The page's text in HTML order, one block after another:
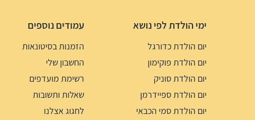
ימי הולדת לפי נושא
יום הולדת כדורגל
יום הולדת פוקימון
יום הולדת סוניק
יום הולדת ספיידרמן
יום הולדת סמי הכבאי
עמודים נוספים
הזמנות בסיטונאות
החשבון שלי
רשימת מועדפים
שאלות ותשובות
לחגוג אצלנו